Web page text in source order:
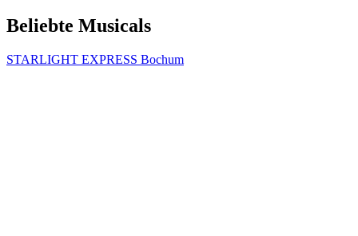
Beliebte Musicals
STARLIGHT EXPRESS Bochum